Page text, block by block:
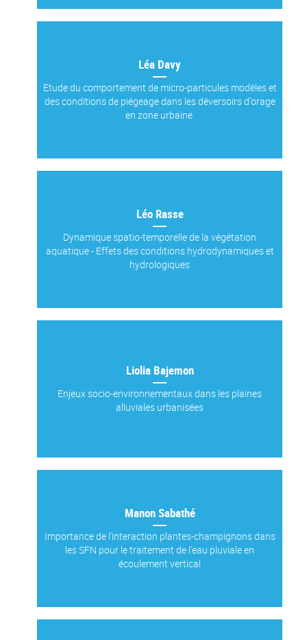
Léa Davy
Etude du comportement de micro-particules modèles et
des conditions de piégeage dans les déversoirs d'orage
en zone urbaine.
Léo Rasse
Dynamique spatio-temporelle de la végétation
aquatique - Effets des conditions hydrodynamiques et
hydrologiques
Liolia Bajemon
Enjeux socio-environnementaux dans les plaines
alluviales urbanisées
Manon Sabathé
Importance de l'interaction plantes-champignons dans
les SFN pour le traitement de l'eau pluviale en
écoulement vertical